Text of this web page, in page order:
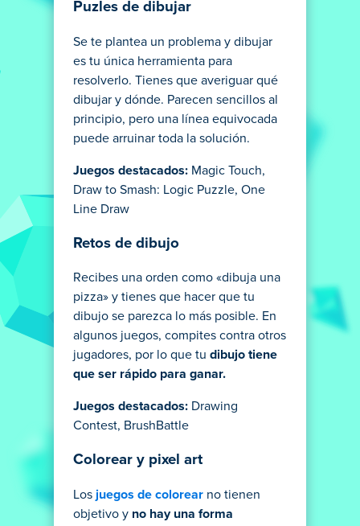
Puzles de dibujar
Se te plantea un problema y dibujar
es tu única herramienta para
resolverlo. Tienes que averiguar qué
dibujar y dónde. Parecen sencillos al
principio, pero una línea equivocada
puede arruinar toda la solución.
Juegos destacados: Magic Touch,
Draw to Smash: Logic Puzzle, One
Line Draw
Retos de dibujo
Recibes una orden como «dibuja una
pizza» y tienes que hacer que tu
dibujo se parezca lo más posible. En
algunos juegos, compites contra otros
jugadores, por lo que tu dibujo tiene
que ser rápido para ganar.
Juegos destacados: Drawing
Contest, BrushBattle
Colorear y pixel art
Los juegos de colorear no tienen
objetivo y no hay una forma